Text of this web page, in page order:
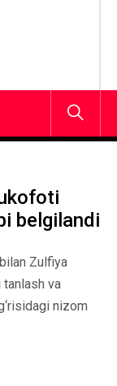
belgilandi
Zulfiya
va
nizom